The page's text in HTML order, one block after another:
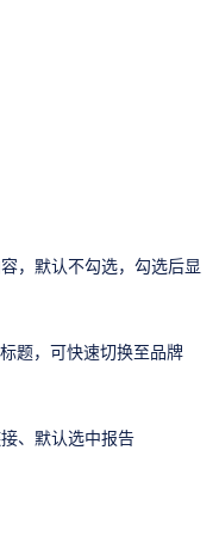
，默认不勾选，勾选后显
题，可快速切换至品牌
、默认选中报告